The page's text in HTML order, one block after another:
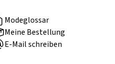
Modeglossar
Meine Bestellung
E-Mail schreiben